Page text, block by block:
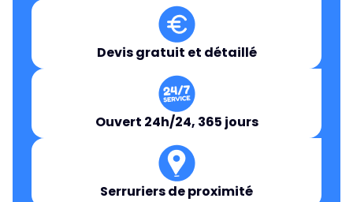
Devis gratuit et détaillé
Ouvert 24h/24, 365 jours
Serruriers de proximité